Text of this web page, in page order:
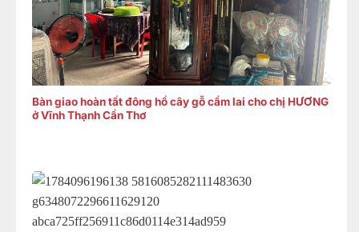
Bàn giao hoàn tất đông hồ cây gỗ cẩm lai cho chị HƯƠNG
ở Vĩnh Thạnh Cần Thơ